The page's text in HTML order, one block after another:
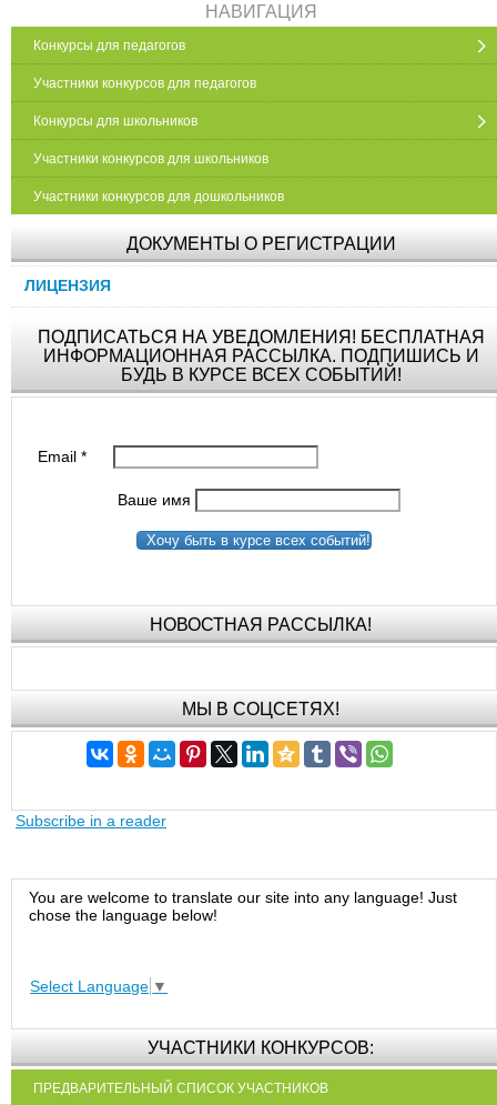
НАВИГАЦИЯ
Конкурсы для педагогов
Участники конкурсов для педагогов
Конкурсы для школьников
Участники конкурсов для школьников
Участники конкурсов для дошкольников
ДОКУМЕНТЫ О РЕГИСТРАЦИИ
ЛИЦЕНЗИЯ
ПОДПИСАТЬСЯ НА УВЕДОМЛЕНИЯ! БЕСПЛАТНАЯ
ИНФОРМАЦИОННАЯ РАССЫЛКА. ПОДПИШИСЬ И
БУДЬ В КУРСЕ ВСЕХ СОБЫТИЙ!
Email*
Ваше имя
Хочу быть в курсе всех событий!
НОВОСТНАЯ РАССЫЛКА!
МЫ В СОЦСЕТЯХ!
Subscribe in a reader
You are welcome to translate our site into any language! Just
chose the language below!
Select Language ▼
УЧАСТНИКИ КОНКУРСОВ:
ПРЕДВАРИТЕЛЬНЫЙ СПИСОК УЧАСТНИКОВ